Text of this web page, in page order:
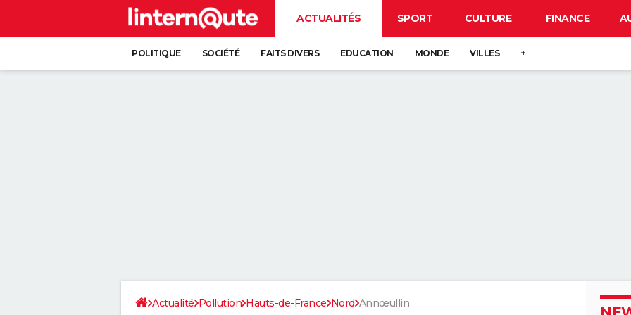
ACTUALITÉS SPORT CULTURE FINANCE
POLITIQUE SOCIÉTÉ FAITS DIVERS EDUCATION MONDE VILLES +
Actualité Pollution Hauts-de-France Nord Annœullin